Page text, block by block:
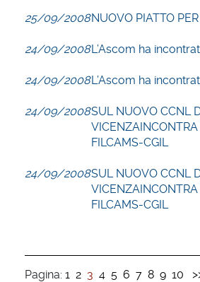
25/09/2008NUOVO PIATTO
24/09/2008L’Ascom ha
24/09/2008L’Ascom ha
24/09/2008SUL NUOVO CCNL
FILCAMS-CGIL
24/09/2008SUL NUOVO CCNL
FILCAMS-CGIL
Pagina: 1 2 3 4 5 6 7 8 9 10